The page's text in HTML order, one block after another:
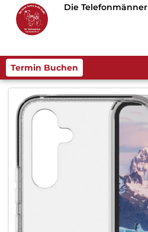
Die Telefonmänner
Termin Buchen